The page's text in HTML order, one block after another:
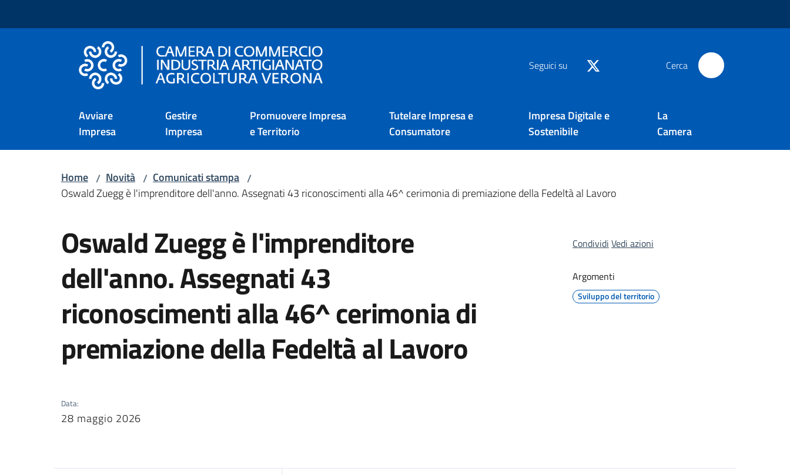
Camera di Commercio di Verona Seguici su Cerca
Avviare
Impresa
Gestire
Impresa
Promuovere Impresa
e Territorio
Tutelare Impresa e
Consumatore
Impresa Digitale e
Sostenibile
La
Camera
Home / Novità / Comunicati stampa /
Oswald Zuegg è l'imprenditore dell'anno. Assegnati 43 riconoscimenti alla 46^ cerimonia di premiazione della Fedeltà al Lavoro
Oswald Zuegg è l'imprenditore
dell'anno. Assegnati 43
riconoscimenti alla 46^ cerimonia di
premiazione della Fedeltà al Lavoro
Data:
28 maggio 2026
Condividi Vedi azioni
Argomenti
Sviluppo del territorio